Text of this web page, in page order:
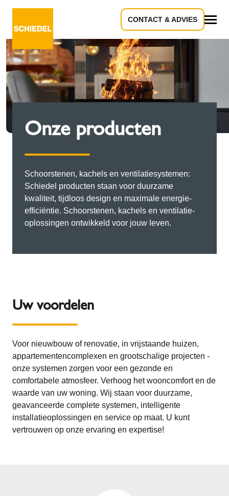
CONTACT & ADVIES
Onze producten
Schoorstenen, kachels en ventilatiesystemen:
Schiedel producten staan voor duurzame
kwaliteit, tijdloos design en maximale energie-
efficiëntie. Schoorstenen, kachels en ventilatie-
oplossingen ontwikkeld voor jouw leven.
Uw voordelen
Voor nieuwbouw of renovatie, in vrijstaande huizen,
appartementencomplexen en grootschalige projecten -
onze systemen zorgen voor een gezonde en
comfortabele atmosfeer. Verhoog het wooncomfort en de
waarde van uw woning. Wij staan voor duurzame,
geavanceerde complete systemen, intelligente
installatieoplossingen en service op maat. U kunt
vertrouwen op onze ervaring en expertise!